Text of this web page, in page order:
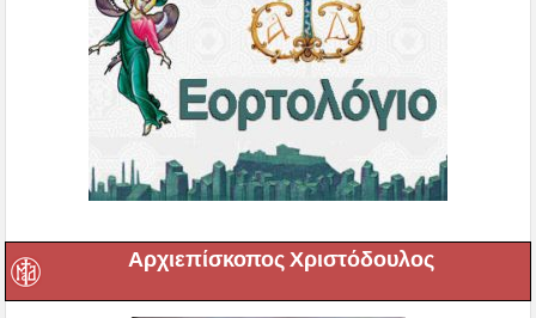
Αρχιεπίσκοπος Χριστόδουλος